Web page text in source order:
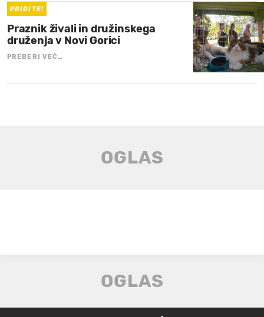
PRIDITE!
Praznik živali in družinskega
druženja v Novi Gorici
PREBERI VEČ…